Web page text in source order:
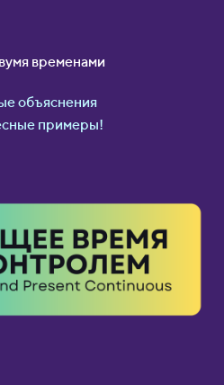
временами
объяснения
примеры!